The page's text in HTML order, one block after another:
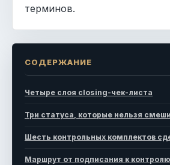
терминов.
СОДЕРЖАНИЕ
Четыре слоя closing-чек-листа
Три статуса, которые нельзя
Шесть контрольных комплектов
Маршрут от подписания к контролю